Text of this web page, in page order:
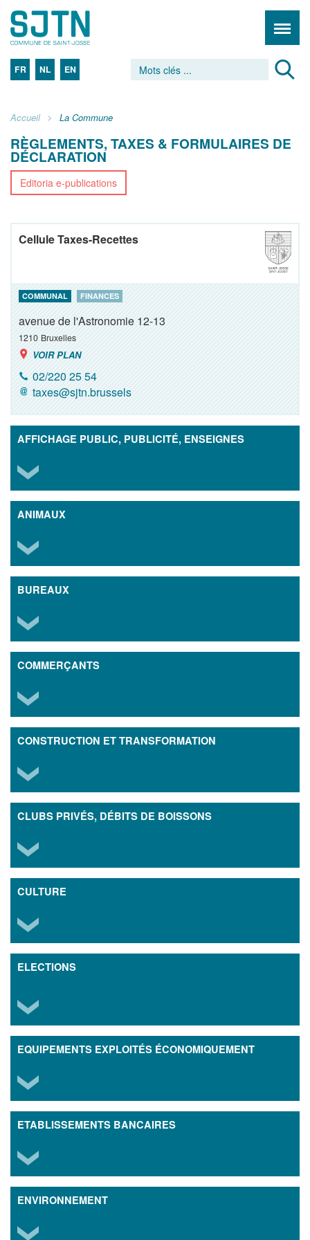
FR NL EN
Accueil La Commune
RÈGLEMENTS, TAXES & FORMULAIRES DE
DÉCLARATION
Editoria e-publications
Cellule Taxes-Recettes
COMMUNAL FINANCES
avenue de l'Astronomie 12-13
1210 Bruxelles
VOIR PLAN
02/220 25 54
taxes@sjtn.brussels
AFFICHAGE PUBLIC, PUBLICITÉ, ENSEIGNES
ANIMAUX
BUREAUX
COMMERÇANTS
CONSTRUCTION ET TRANSFORMATION
CLUBS PRIVÉS, DÉBITS DE BOISSONS
CULTURE
ELECTIONS
EQUIPEMENTS EXPLOITÉS ÉCONOMIQUEMENT
ETABLISSEMENTS BANCAIRES
ENVIRONNEMENT